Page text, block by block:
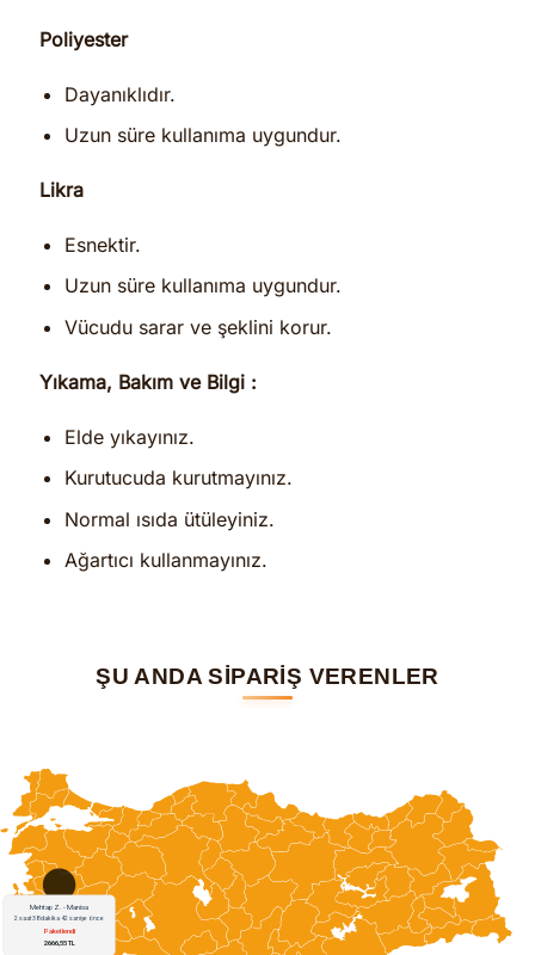
Poliyester
Dayanıklıdır.
Uzun süre kullanıma uygundur.
Likra
Esnektir.
Uzun süre kullanıma uygundur.
Vücudu sarar ve şeklini korur.
Yıkama, Bakım ve Bilgi :
Elde yıkayınız.
Kurutucuda kurutmayınız.
Normal ısıda ütüleyiniz.
Ağartıcı kullanmayınız.
ŞU ANDA SİPARİŞ VERENLER